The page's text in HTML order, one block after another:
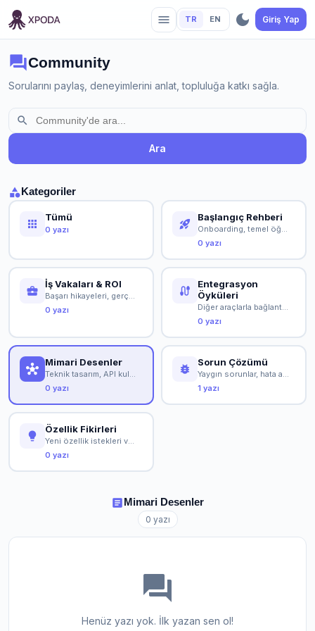
menu TR EN dark_mode Giriş Yap
forumCommunity
Sorularını paylaş, deneyimlerini anlat, topluluğa katkı sağla.
search
Ara
category Kategoriler
apps
Tümü
0 yazı rocket_launch
Başlangıç Rehberi
0 yazı
business_center
İş Vakaları & ROI
0 yazı
cable
Entegrasyon
Öyküleri
Diğer araçlarla bağlantı ve entegrasyon örnekleri
0 yazı
hub
Mimari Desenler
0 yazı
bug_report
Sorun Çözümü
1 yazı
lightbulb
Özellik Fikirleri
Yeni özellik istekleri ve topluluk tartışmaları
0 yazı
article Mimari Desenler
0 yazı
forum
Henüz yazı yok. İlk yazan sen ol!